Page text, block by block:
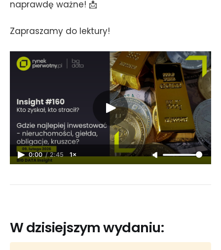
naprawdę ważne! 📩
Zapraszamy do lektury!
0:00 / 2:45 1×
W dzisiejszym wydaniu: